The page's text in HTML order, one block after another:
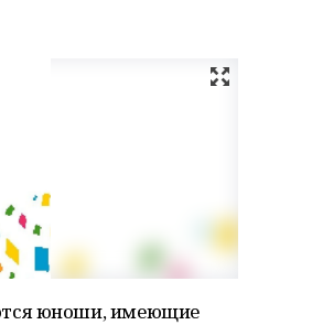
юноши, имеющие